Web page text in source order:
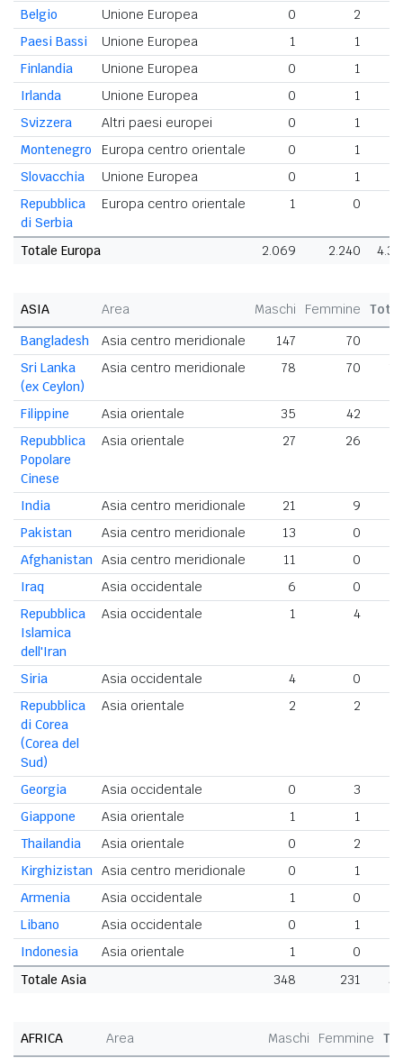
Belgio Unione Europea 0
2
Paesi Bassi
Unione Europea 1
1
Finlandia
Unione Europea 0
1
Irlanda
Unione Europea 0
1
Svizzera
Altri paesi europei 0
1
Montenegro
Europa centro orientale 0
1
Slovacchia
Unione Europea 0
1
Repubblica
di Serbia
Europa centro orientale 1 0
Totale Europa 2.069 2.240
ASIA Area Maschi Femmine
Bangladesh
Asia centro meridionale 147 70
Sri Lanka
(ex Ceylon)
Asia centro meridionale 78 70
Filippine Asia orientale 35 42
Repubblica
Popolare
Cinese
Asia orientale 27 26
India Asia centro meridionale 21 9
Pakistan
Asia centro meridionale 13 0
Afghanistan Asia centro meridionale 11 0
Iraq
Asia occidentale 6 0
Repubblica
Islamica
dell'Iran
Asia occidentale 1 4
Siria Asia occidentale 4
0
Repubblica
di Corea
(Corea del
Sud)
Asia orientale 2 2
Georgia Asia occidentale 0
3
Giappone
Asia orientale 1
1
Thailandia
Asia orientale 0
2
Kirghizistan Asia centro meridionale 0
1
Armenia
Asia occidentale 1
0
Libano
Asia occidentale 0
1
Indonesia
Asia orientale 1
0
Totale Asia
348 231
AFRICA Area Maschi Femmine